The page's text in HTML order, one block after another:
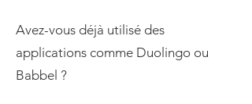
Avez-vous déjà utilisé des
applications comme Duolingo ou
Babbel ?